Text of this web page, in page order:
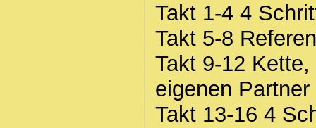
Takt 1-4 4
Takt 5-8
Takt 9-12
eigenen Partner
Takt 13-16 4